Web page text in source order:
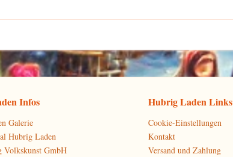
Infos
Galerie
Hubrig Laden
Volkskunst GmbH
Hubrig Laden Links
Cookie-Einstellungen
Kontakt
Versand und Zahlung